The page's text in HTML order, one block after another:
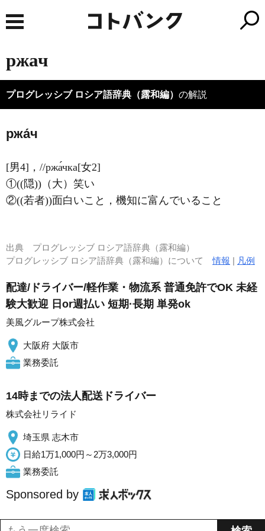
ржач
プログレッシブ ロシア語辞典（露和編） の解説
ржа́ч
[男4]，//ржа́чка[女2]
①((隠))（大）笑い
②((若者))面白いこと，機知に富んでいること
出典 プログレッシブ ロシア語辞典（露和編）
プログレッシブ ロシア語辞典（露和編）について情報 | 凡例
配達/ドライバー/軽作業・物流系 普通免許でOK 未経
験大歓迎 日or週払い 短期·長期 単発ok
美風グループ株式会社
大阪府 大阪市
業務委託
14時までの法人配送ドライバー
株式会社リライド
埼玉県 志木市
日給1万1,000円～2万3,000円
業務委託
Sponsored by